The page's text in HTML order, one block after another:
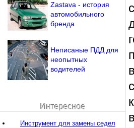
Zastava - история
автомобильного
бренда
Неписаные ПДД для
неопытных
водителей
Интересное
Инструмент для замены седел